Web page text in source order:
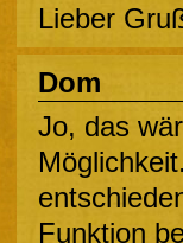
Lieber
Dom
Jo, das
Funktion